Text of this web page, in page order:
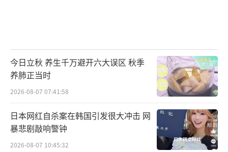
甲”医院的临床专家，因其担任通讯作者的相
关学术研究被证实存在数据或图片造假等，最
终被取消5~10年内的科技奖励、职称晋升等申
报资质，同时被追回所获科研奖励，记入科研
诚信严重失信行为数据库，这些研究涉及妇科
疾病、糖尿病、肿瘤治疗等领域。国家卫健委
还明确，对《工作方案》发布后出现的科研失
今日立秋 养生千万避开六大误区 秋季
养肺正当时
2026-08-07 07:41:58
日本网红自杀案在韩国引发很大冲击 网
暴悲剧敲响警钟
2026-08-07 10:45:32